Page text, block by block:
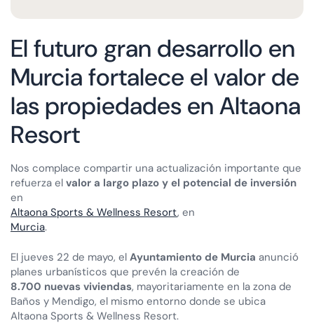
El futuro gran desarrollo en
Murcia fortalece el valor de
las propiedades en Altaona
Resort
Nos complace compartir una actualización importante que
refuerza el valor a largo plazo y el potencial de inversión
en
Altaona Sports & Wellness Resort, en
Murcia.
El jueves 22 de mayo, el Ayuntamiento de Murcia anunció
planes urbanísticos que prevén la creación de
8.700 nuevas viviendas, mayoritariamente en la zona de
Baños y Mendigo, el mismo entorno donde se ubica
Altaona Sports & Wellness Resort.